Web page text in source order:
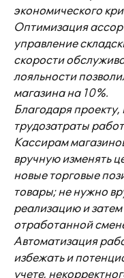
экономического
Оптимизация
управление
скорости
лояльности
магазина на 10%.
Благодаря
трудозатраты
Кассирам
вручную изменять
новые торговые
товары; не нужно
реализацию и
отработанной
Автоматизация
избежать и
учете,